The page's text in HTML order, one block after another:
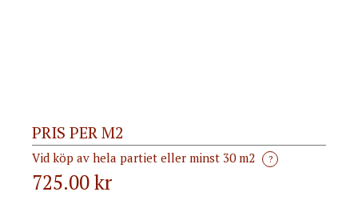
PRIS PER M2
Vid köp av hela partiet eller minst 30 m2 ?
725.00 kr